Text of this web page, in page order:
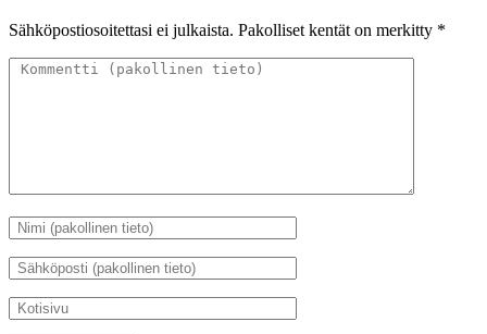
Sähköpostiosoitettasi ei julkaista. Pakolliset kentät on merkitty *